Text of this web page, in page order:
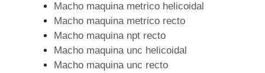
Macho maquina metrico helicoidal
Macho maquina metrico recto
Macho maquina npt recto
Macho maquina unc helicoidal
Macho maquina unc recto